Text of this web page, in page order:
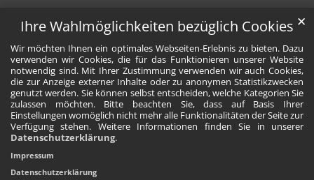
Ihre Wahlmöglichkeiten bezüglich Cookies
Wir möchten Ihnen ein optimales Webseiten-Erlebnis zu bieten. Dazu
verwenden wir Cookies, die für das Funktionieren unserer Website
notwendig sind. Mit Ihrer Zustimmung verwenden wir auch Cookies,
die zur Anzeige externer Inhalte oder zu anonymen Statistikzwecken
genutzt werden. Sie können selbst entscheiden, welche Kategorien Sie
zulassen möchten. Bitte beachten Sie, dass auf Basis Ihrer
Einstellungen womöglich nicht mehr alle Funktionalitäten der Seite zur
Verfügung stehen. Weitere Informationen finden Sie in unserer
Datenschutzerklärung.
✕
Impressum
Datenschutzerklärung